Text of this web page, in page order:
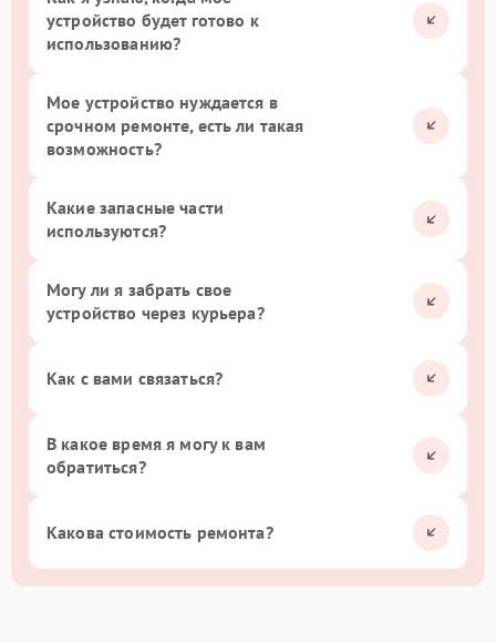
устройство будет готово к
использованию?
Мое устройство нуждается в
срочном ремонте, есть ли такая
возможность?
Какие запасные части
используются?
Могу ли я забрать свое
устройство через курьера?
Как с вами связаться?
В какое время я могу к вам
обратиться?
Какова стоимость ремонта?